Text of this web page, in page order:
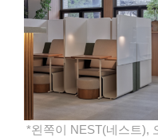
*왼쪽이 NEST(네스트),